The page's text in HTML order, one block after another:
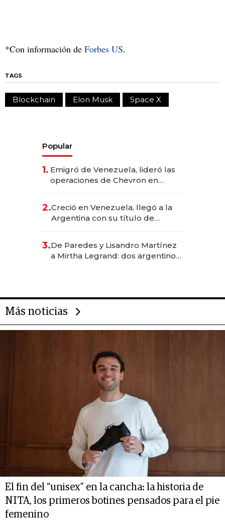
*Con información de Forbes US.
TAGS
Blockchain Elon Musk Space X
Popular
1. Emigró de Venezuela, lideró las
operaciones de Chevron en
2.Creció en Venezuela, llegó a la
Argentina con su título de
las marcas "fast premium"
3.De Paredes y Lisandro Martínez
a Mirtha Legrand: dos argentinos
Más noticias
El fin del “unisex” en la cancha: la historia de
NITA, los primeros botines pensados para el pie
femenino